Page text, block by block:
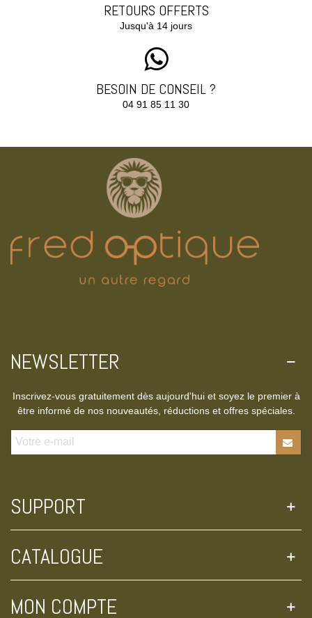
RETOURS OFFERTS
Jusqu'à 14 jours
BESOIN DE CONSEIL ?
04 91 85 11 30‬
NEWSLETTER
Inscrivez-vous gratuitement dès aujourd'hui et soyez le premier à
être informé de nos nouveautés, réductions et offres spéciales.
SUPPORT
CATALOGUE
MON COMPTE